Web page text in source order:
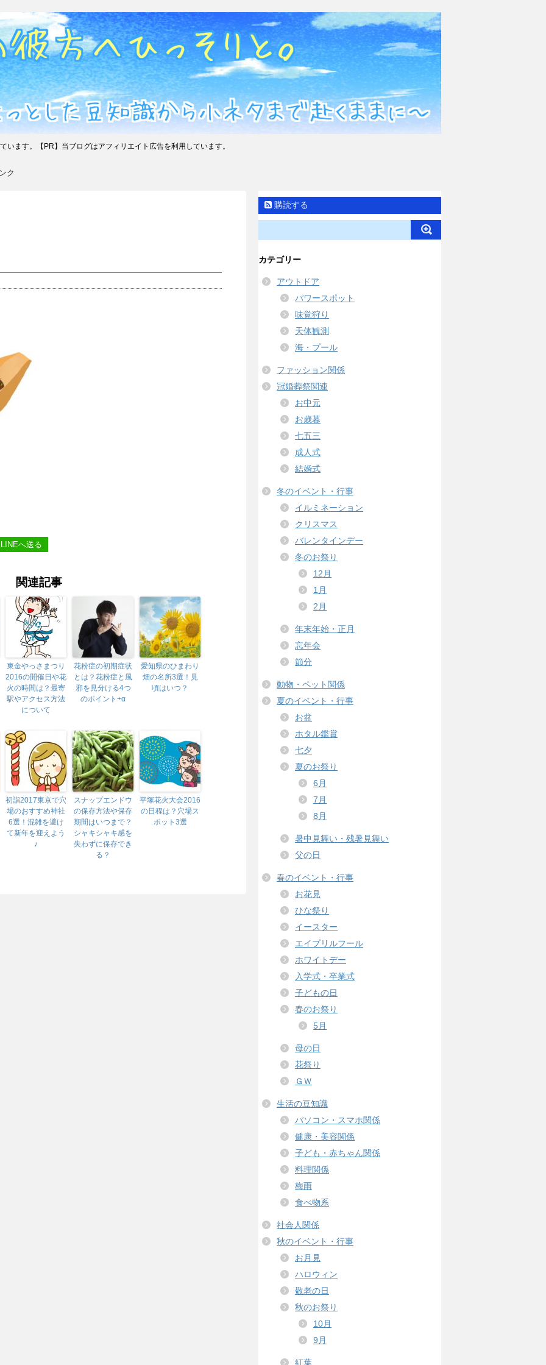
います。【PR】当ブログはアフィリエイト広告を利用しています。
ク
LINEへ送る
関連記事
東金やっさまつり
2016の開催日や花
火の時間は？最寄
駅やアクセス方法
について
花粉症の初期症状
とは？花粉症と風
邪を見分ける4つ
のポイント+α
愛知県のひまわり
畑の名所3選！見
頃はいつ？
初詣2017東京で穴
場のおすすめ神社
6選！混雑を避け
て新年を迎えよう
♪
スナップエンドウ
の保存方法や保存
期間はいつまで？
シャキシャキ感を
失わずに保存でき
る？
平塚花火大会2016
の日程は？穴場ス
ポット3選
購読する
カテゴリー
アウトドア
パワースポット
味覚狩り
天体観測
海・プール
ファッション関係
冠婚葬祭関連
お中元
お歳暮
七五三
成人式
結婚式
冬のイベント・行事
イルミネーション
クリスマス
バレンタインデー
冬のお祭り
12月
1月
2月
年末年始・正月
忘年会
節分
動物・ペット関係
夏のイベント・行事
お盆
ホタル鑑賞
七夕
夏のお祭り
6月
7月
8月
暑中見舞い・残暑見舞い
父の日
春のイベント・行事
お花見
ひな祭り
イースター
エイプリルフール
ホワイトデー
入学式・卒業式
子どもの日
春のお祭り
5月
母の日
花祭り
ＧＷ
生活の豆知識
パソコン・スマホ関係
健康・美容関係
子ども・赤ちゃん関係
料理関係
梅雨
食べ物系
社会人関係
秋のイベント・行事
お月見
ハロウィン
敬老の日
秋のお祭り
10月
9月
紅葉